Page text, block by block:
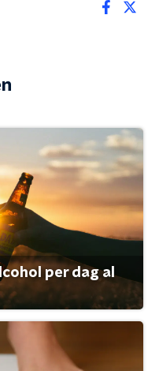
per dag al